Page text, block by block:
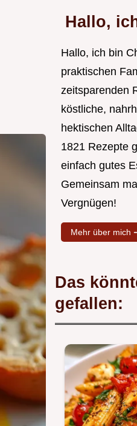
Hallo,
Hallo, ich bin
praktischen
zeitsparenden
köstliche,
hektischen
1821 Rezepte
einfach gutes
Gemeinsam
Vergnügen!
Mehr über mich
Das
gefallen: